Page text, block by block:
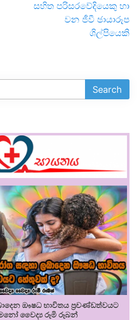
සහිත පරිසරවේදියෙකු හා
වන ජීවී ඡායාරූප
ශිල්පියෙකි
ඖෂධ භාවිතය ප්‍රචණ්ඩත්වයට
වෛද්‍ය රූමි රූබන්